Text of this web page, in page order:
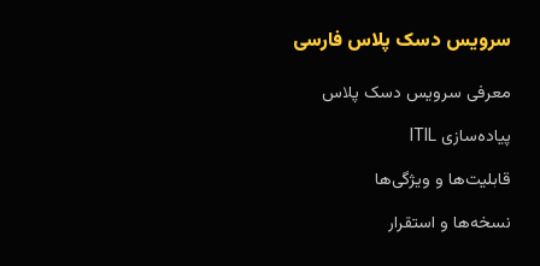
سرویس دسک پلاس فارسی
معرفی سرویس دسک پلاس
پیاده‌سازی ITIL
قابلیت‌ها و ویژگی‌ها
نسخه‌ها و استقرار